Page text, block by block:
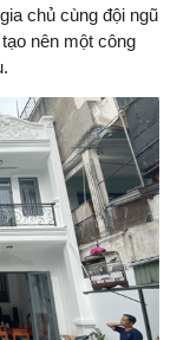
chủ cùng đội ngũ
nên một công